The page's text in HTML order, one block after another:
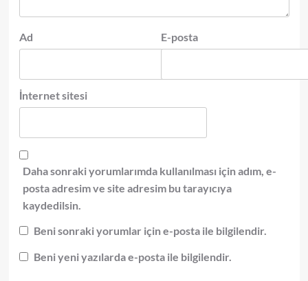
Ad E-posta
İnternet sitesi
Daha sonraki yorumlarımda kullanılması için adım, e-
posta adresim ve site adresim bu tarayıcıya
kaydedilsin.
Beni sonraki yorumlar için e-posta ile bilgilendir.
Beni yeni yazılarda e-posta ile bilgilendir.